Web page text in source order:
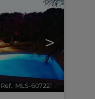
>
Ref.. MLS-607221 🔗